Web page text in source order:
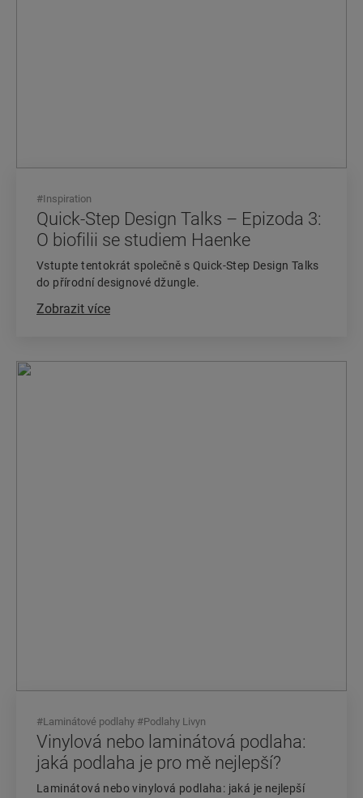
Quick-Step Design Talks – Epizoda 3:
O biofilii se studiem Haenke
Vstupte tentokrát společně s Quick-Step Design Talks
do přírodní designové džungle.
Zobrazit více
#Inspiration
Vinylová nebo laminátová podlaha:
jaká podlaha je pro mě nejlepší?
Laminátová nebo vinylová podlaha: jaká je nejlepší
#Laminátové podlahy #Podlahy Livyn